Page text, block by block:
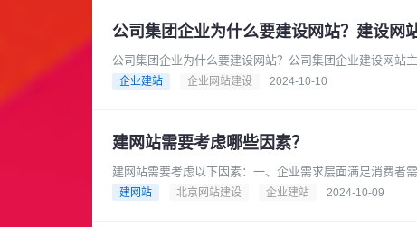
公司集团企业为什么要建设网站？建设网
公司集团企业为什么要建设网站？公司集团企业建设网站
到查询地点和营业时间等各个方面都......
企业建站 企业网站建设 2024-10-10
建网站需要考虑哪些因素？
建网站需要考虑以下因素：一、企业需求层面满足消费者
方面都依赖互联网，因此企业需要一......
建网站 北京网站建设 企业建站 2024-10-09